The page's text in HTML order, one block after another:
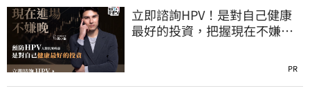
立即諮詢HPV！是對自己健康
最好的投資，把握現在不嫌
PR